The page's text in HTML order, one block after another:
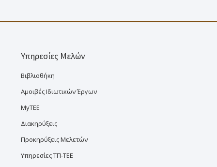
Υπηρεσίες Μελών
Βιβλιοθήκη
Αμοιβές Ιδιωτικών Έργων
MyTEE
Διακηρύξεις
Προκηρύξεις Μελετών
Υπηρεσίες ΤΠ-ΤΕΕ